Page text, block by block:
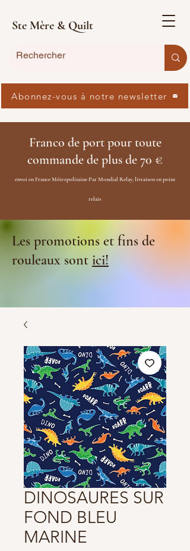
Ste Mère & Quilt
Franco de port pour toute
commande de plus de 70 €
envoi en France Métropolitaine Par Mondial Relay, livraison en point
relais
Les promotions et fins de
rouleaux sontici!
Abonnez-vous à notre newsletter
DINOSAURES SUR
FOND BLEU
MARINE